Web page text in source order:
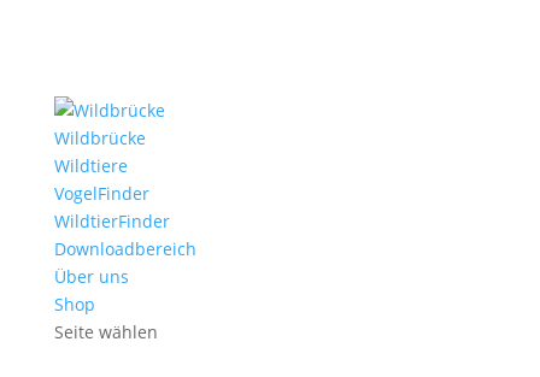
Wildbrücke
Wildtiere
VogelFinder
WildtierFinder
Downloadbereich
Über uns
Shop
Seite wählen